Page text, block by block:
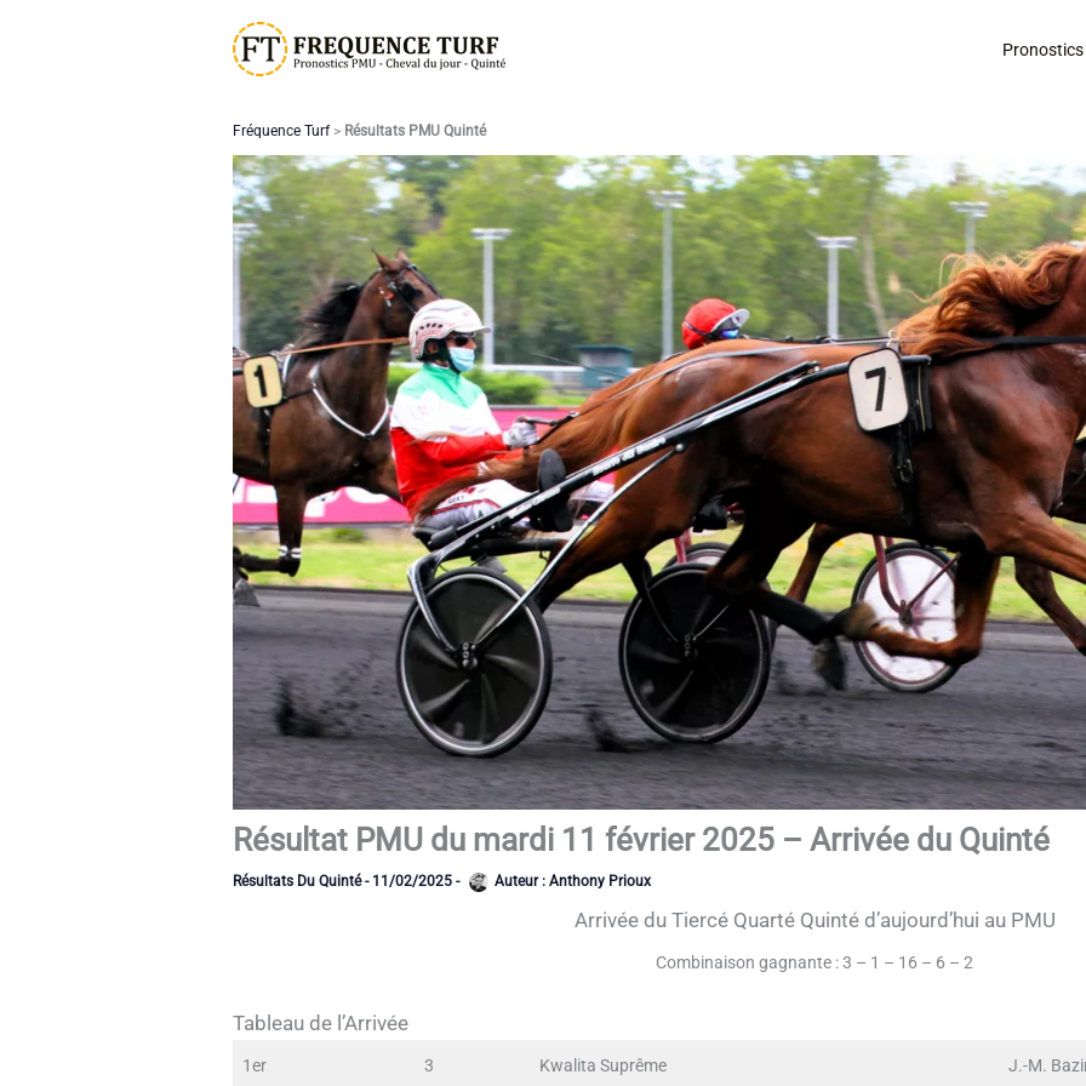
Fréquence Turf> Résultats PMU Quinté
Résultat PMU du mardi 11 février 2025 – Arrivée du Quinté
Résultats Du Quinté- 11/02/2025 - Auteur : Anthony Prioux
Arrivée du Tiercé Quarté Quinté d’aujourd’hui au PMU
Combinaison gagnante : 3 – 1 – 16 – 6 – 2
Tableau de l’Arrivée
1er 3 Kwalita Suprême J.-M.